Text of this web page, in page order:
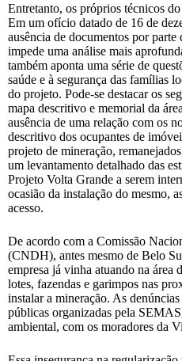
Entretanto, os próprios técnicos
Em um ofício datado de 16 de
ausência de documentos por
impede uma análise mais
também aponta uma série de
saúde e à segurança das famílias
do projeto. Pode-se destacar os
mapa descritivo e memorial da
ausência de uma relação com os
descritivo dos ocupantes de
projeto de mineração,
um levantamento detalhado das
Projeto Volta Grande a serem
ocasião da instalação do mesmo,
acesso.
De acordo com a Comissão
(CNDH), antes mesmo de Belo
empresa já vinha atuando na área
lotes, fazendas e garimpos nas
instalar a mineração. As
públicas organizadas pela
ambiental, com os moradores da